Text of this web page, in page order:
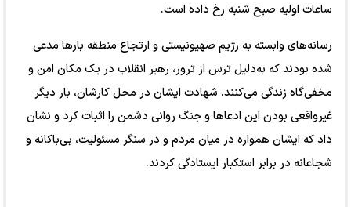
ساعات اولیه صبح شنبه رخ داده است.
رسانه‌های وابسته به رژیم صهیونیستی و ارتجاع منطقه بارها مدعی
شده بودند که به‌دلیل ترس از ترور، رهبر انقلاب در یک مکان امن و
مخفی‌گاه زندگی می‌کنند. شهادت ایشان در محل کارشان، بار دیگر
غیرواقعی بودن این ادعاها و جنگ روانی دشمن را اثبات کرد و نشان
داد که ایشان همواره در میان مردم و در سنگر مسئولیت، بی‌باکانه و
شجاعانه در برابر استکبار ایستادگی کردند.